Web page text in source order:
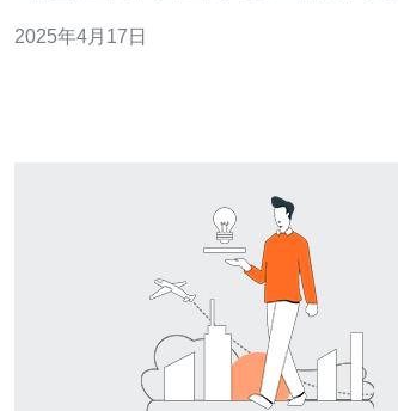
人博客、小型企业网站等。 台湾VPS有许多优势，使其成
2025年4月17日